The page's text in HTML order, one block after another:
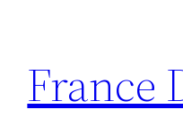
contenu
France